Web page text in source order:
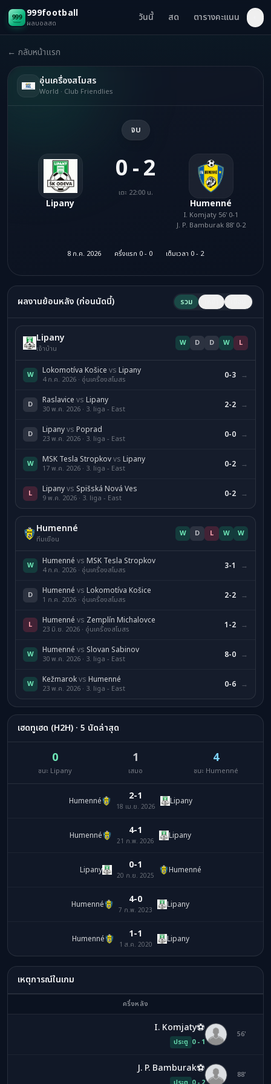
999football
ผลบอลสด วันนี้ สด ตารางคะแนน
← กลับหน้าแรก
อุ่นเครื่องสโมสร
World · Club Friendlies
จบ
Lipany
0 - 2
เตะ 22:00 น.
Humenné
I. Komjaty 56' 0-1
J. P. Bamburak 88' 0-2
8 ก.ค. 2026 ครึ่งแรก 0 - 0 เต็มเวลา 0 - 2
ผลงานย้อนหลัง (ก่อนนัดนี้) รวม
Lipany
เจ้าบ้าน
W D D W L
W Lokomotíva Košice vs Lipany
4 ก.ค. 2026 · อุ่นเครื่องสโมสร 0-3 →
D Raslavice vs Lipany
30 พ.ค. 2026 · 3. liga - East 2-2 →
D Lipanyvs Poprad
23 พ.ค. 2026 · 3. liga - East 0-0 →
W MSK Tesla Stropkovvs Lipany
17 พ.ค. 2026 · 3. liga - East 0-2 →
L Lipanyvs Spišská Nová Ves
9 พ.ค. 2026 · 3. liga - East 0-2 →
Humenné
ทีมเยือน
W D L W W
W Humenné vs MSK Tesla Stropkov
4 ก.ค. 2026 · อุ่นเครื่องสโมสร 3-1 →
D Humenné vs Lokomotíva Košice
1 ก.ค. 2026 · อุ่นเครื่องสโมสร 2-2 →
L Humenné vs Zemplín Michalovce
23 มิ.ย. 2026 · อุ่นเครื่องสโมสร 1-2 →
W Humenné vs Slovan Sabinov
30 พ.ค. 2026 · 3. liga - East 8-0 →
W Kežmarokvs Humenné
23 พ.ค. 2026 · 3. liga - East 0-6 →
เฮดทูเฮด (H2H) · 5 นัดล่าสุด
0
ชนะ Lipany
1
เสมอ
4
ชนะ Humenné
Humenné 2-1
18 เม.ย. 2026
Lipany
Humenné 4-1
21 ก.พ. 2026
Lipany
Lipany 0-1
20 ก.ย. 2025
Humenné
Humenné 4-0
7 ก.พ. 2023
Lipany
Humenné 1-1
1 ส.ค. 2020
Lipany
เหตุการณ์ในเกม
ครึ่งหลัง
56'
IK
I. Komjaty⚽
ประตู 0 - 1
88'
JP
J. P. Bamburak⚽